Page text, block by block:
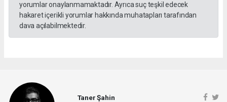
yorumlar onaylanmamaktadır. Ayrıca suç teşkil edecek
hakaret içerikli yorumlar hakkında muhatapları tarafından
dava açılabilmektedir.
Taner Şahin